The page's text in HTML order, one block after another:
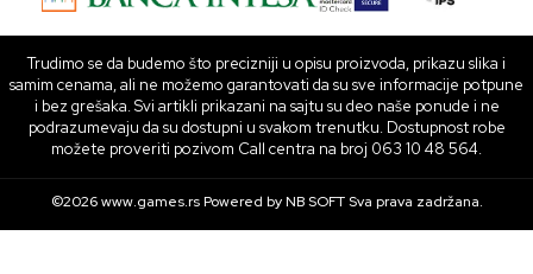
Trudimo se da budemo što precizniji u opisu proizvoda, prikazu slika i
samim cenama, ali ne možemo garantovati da su sve informacije potpune
i bez grešaka. Svi artikli prikazani na sajtu su deo naše ponude i ne
podrazumevaju da su dostupni u svakom trenutku. Dostupnost robe
možete proveriti pozivom Call centra na broj 063 10 48 564.
©2026www.games.rs Powered byNB SOFTSva prava zadržana.